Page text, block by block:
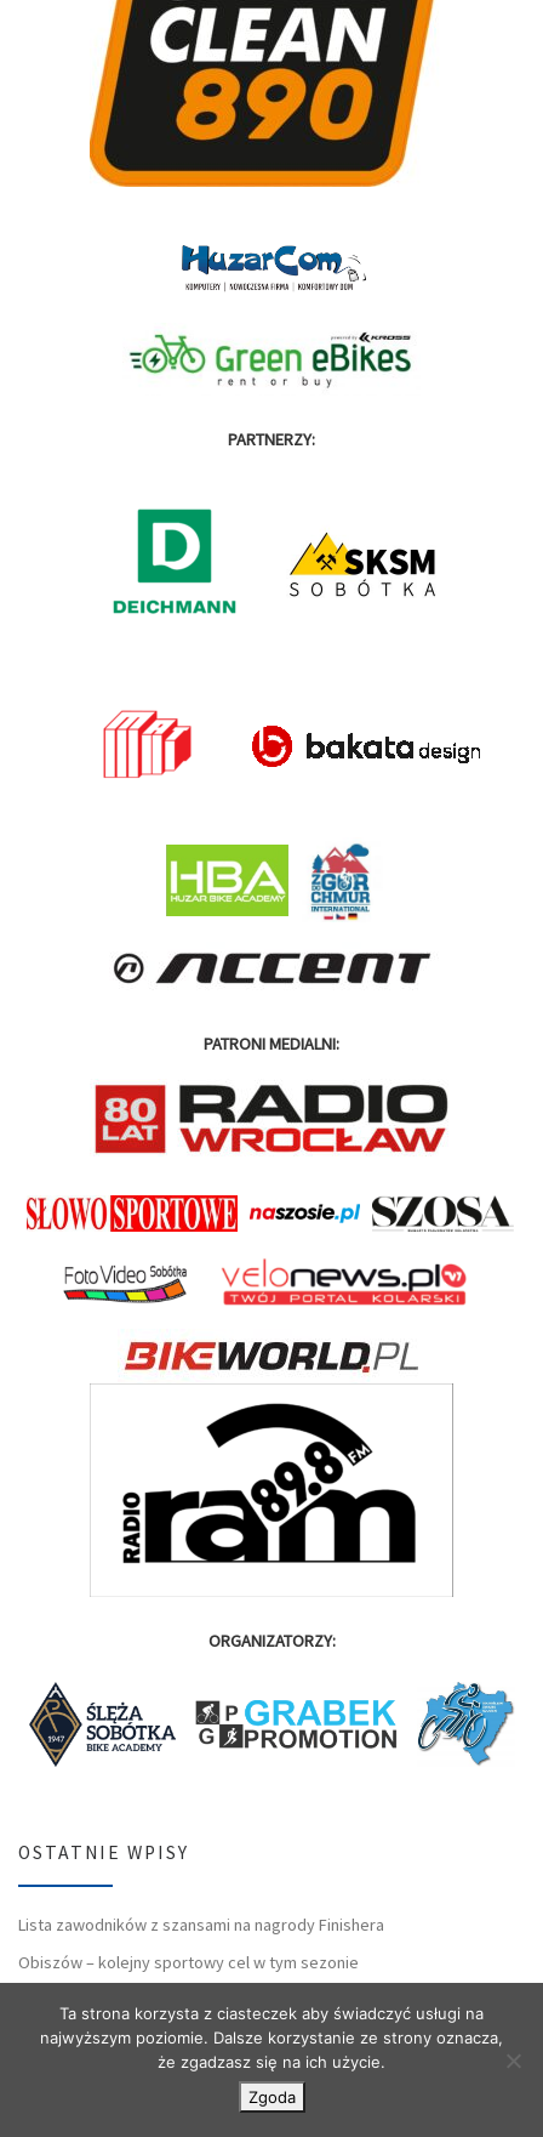
PARTNERZY:
PATRONI MEDIALNI:
ORGANIZATORZY:
OSTATNIE WPISY
Lista zawodników z szansami na nagrody Finishera
Obiszów – kolejny sportowy cel w tym sezonie
Za nami wyścig w Radkowie
Listy startowe na ITT w Radkowie
Ta strona korzysta z ciasteczek aby świadczyć usługi na
najwyższym poziomie. Dalsze korzystanie ze strony oznacza,
że zgadzasz się na ich użycie.
Zgoda